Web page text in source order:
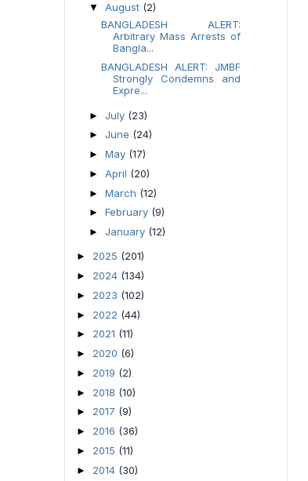
▼ August (2)
BANGLADESH ALERT:
Arbitrary Mass Arrests of
Bangla...
BANGLADESH ALERT: JMBF
Strongly Condemns and
Expre...
► July (23)
► June (24)
► May (17)
► April (20)
► March (12)
► February (9)
► January (12)
► 2025 (201)
► 2024 (134)
► 2023 (102)
► 2022 (44)
► 2021 (11)
► 2020 (6)
► 2019 (2)
► 2018 (10)
► 2017 (9)
► 2016 (36)
► 2015 (11)
► 2014 (30)